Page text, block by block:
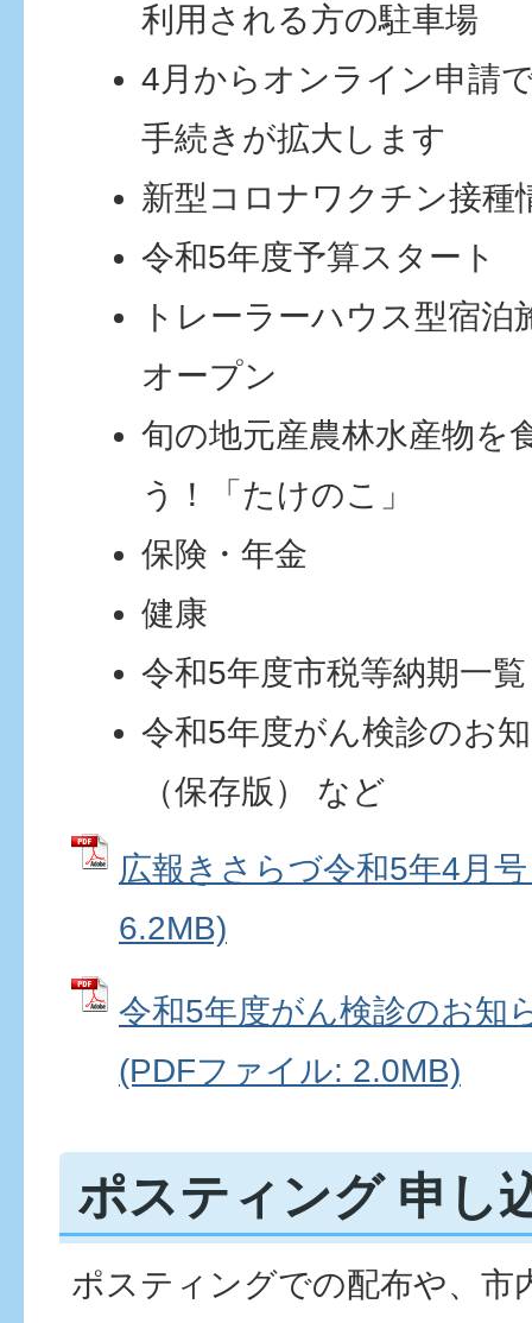
利用される方の駐車場
4月からオンライン申請
手続きが拡大します
新型コロナワクチン接種
令和5年度予算スタート
トレーラーハウス型宿泊
オープン
旬の地元産農林水産物を
う！「たけのこ」
保険・年金
健康
令和5年度市税等納期一覧
令和5年度がん検診のお
（保存版） など
広報きさらづ令和5年4月
6.2MB)
令和5年度がん検診のお知
(PDFファイル: 2.0MB)
ポスティング 申し
ポスティングでの配布や、市